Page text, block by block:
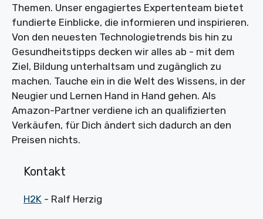
Themen. Unser engagiertes Expertenteam bietet
fundierte Einblicke, die informieren und inspirieren.
Von den neuesten Technologietrends bis hin zu
Gesundheitstipps decken wir alles ab - mit dem
Ziel, Bildung unterhaltsam und zugänglich zu
machen. Tauche ein in die Welt des Wissens, in der
Neugier und Lernen Hand in Hand gehen. Als
Amazon-Partner verdiene ich an qualifizierten
Verkäufen, für Dich ändert sich dadurch an den
Preisen nichts.
Kontakt
H2K - Ralf Herzig